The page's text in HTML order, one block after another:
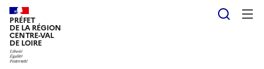
PRÉFET
DE LA RÉGION
CENTRE-VAL
DE LOIRE